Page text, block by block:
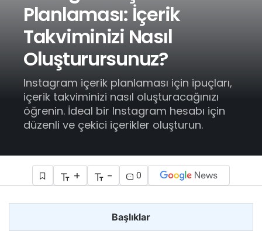
Planlaması: İçerik
Takviminizi Nasıl
Oluşturursunuz?
Instagram içerik planlaması için ipuçları,
içerik takviminizi nasıl oluşturacağınızı
öğrenin. İdeal bir Instagram hesabı için
düzenli ve çekici içerikler oluşturun.
+ - 0
Başlıklar